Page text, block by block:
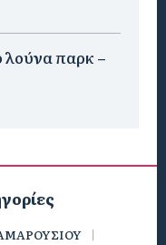
λούνα παρκ –